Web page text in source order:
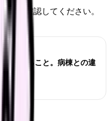
わせて確認してください。
確認すること。病棟との違